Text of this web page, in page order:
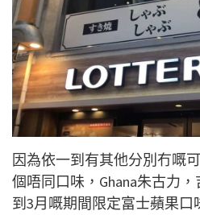
因為依一到有其他分別冇嘅
個唔同口味，Ghana朱古力
到3月嘅期間限定富士蘋果口